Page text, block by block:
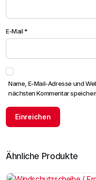
E-Mail*
Name, E-Mail-Adresse und
nächsten Kommentar
Ähnliche Produkte